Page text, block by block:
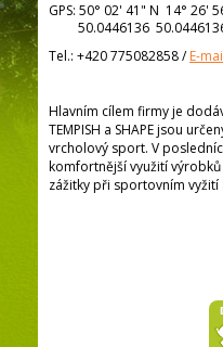
GPS: 50° 02' 41" N 14° 26'
50.0446136
Tel.: +420 775082858/E-
Hlavním cílem firmy je
TEMPISH a SHAPE jsou
vrcholový sport. V
komfortnější využití
zážitky při sportovním